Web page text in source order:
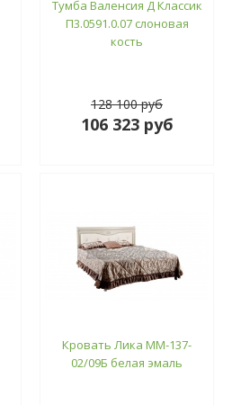
Тумба Валенсия Д Классик
П3.0591.0.07 слоновая
кость
128 100 руб
106 323 руб
Кровать Лика ММ-137-
02/09Б белая эмаль